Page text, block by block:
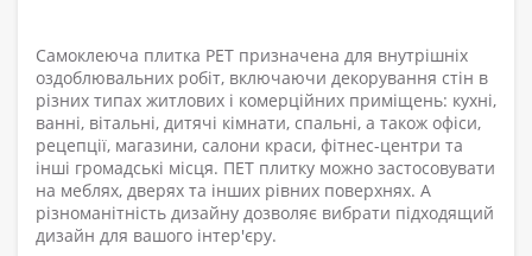
Самоклеюча плитка PET призначена для внутрішніх
оздоблювальних робіт, включаючи декорування стін в
різних типах житлових і комерційних приміщень: кухні,
ванні, вітальні, дитячі кімнати, спальні, а також офіси,
рецепції, магазини, салони краси, фітнес-центри та
інші громадські місця. ПЕТ плитку можно застосовувати
на меблях, дверях та інших рівних поверхнях. А
різноманітність дизайну дозволяє вибрати підходящий
дизайн для вашого інтер'єру.